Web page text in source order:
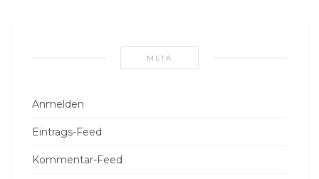
META
Anmelden
Eintrags-Feed
Kommentar-Feed